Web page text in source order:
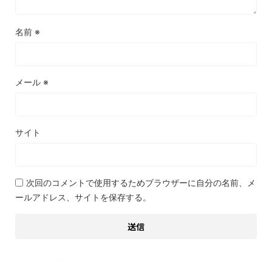
名前 ※
メール ※
サイト
次回のコメントで使用するためブラウザーに自分の名前、メ
ールアドレス、サイトを保存する。